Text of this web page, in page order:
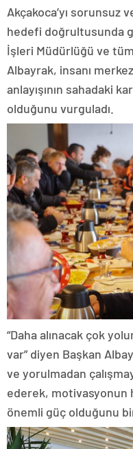
Akçakoca’yı sorunsuz
hedefi doğrultusunda
İşleri Müdürlüğü ve
Albayrak, insanı
anlayışının sahadaki
olduğunu vurguladı.
“Daha alınacak çok
var” diyen Başkan
ve yorulmadan
ederek, motivasyonun
önemli güç olduğunu